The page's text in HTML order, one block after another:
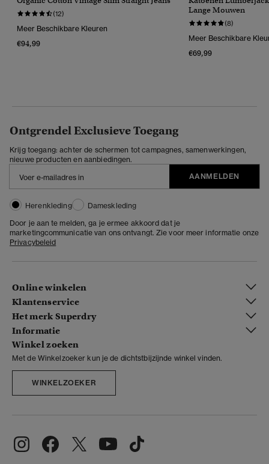
(12)
Meer Beschikbare Kleuren
€94,99
Lange Mouwen
(8)
Meer Beschikbare
€69,99
Ontgrendel Exclusieve Toegang
Krijg toegang: achter de schermen tot campagnes, samenwerkingen,
nieuwe producten en aanbiedingen.
AANMELDEN
Herenkleding
Dameskleding
Door je aan te melden, ga je ermee akkoord dat je
marketingcommunicatie van ons ontvangt. Zie voor meer informatie onze
Privacybeleid
Online winkelen
Klantenservice
Het merk Superdry
Informatie
Winkel zoeken
Met de Winkelzoeker kun je de dichtstbijzijnde winkel vinden.
WINKELZOEKER